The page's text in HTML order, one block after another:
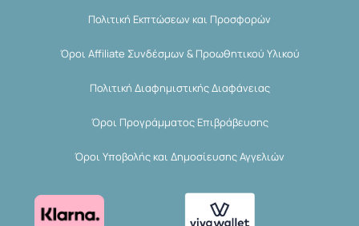
Πολιτική Εκπτώσεων και Προσφορών
Όροι Affiliate Συνδέσμων & Προωθητικού Υλικού
Πολιτική Διαφημιστικής Διαφάνειας
Όροι Προγράμματος Επιβράβευσης
Όροι Υποβολής και Δημοσίευσης Αγγελιών